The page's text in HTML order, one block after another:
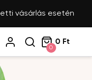
vásárlás esetén
0
0 Ft